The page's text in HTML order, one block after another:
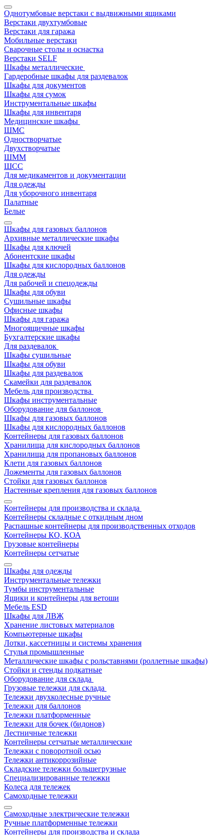
Однотумбовые верстаки с выдвижными ящиками
Верстаки двухтумбовые
Верстаки для гаража
Мобильные верстаки
Сварочные столы и оснастка
Верстаки SELF
Шкафы металлические
Гардеробные шкафы для раздевалок
Шкафы для документов
Шкафы для сумок
Инструментальные шкафы
Шкафы для инвентаря
Медицинские шкафы
ШМС
Одностворчатые
Двухстворчатые
ШММ
ШСС
Для медикаментов и документации
Для одежды
Для уборочного инвентаря
Палатные
Белые
Шкафы для газовых баллонов
Архивные металлические шкафы
Шкафы для ключей
Абонентские шкафы
Шкафы для кислородных баллонов
Для одежды
Для рабочей и спецодежды
Шкафы для обуви
Сушильные шкафы
Офисные шкафы
Шкафы для гаража
Многоящичные шкафы
Бухгалтерские шкафы
Для раздевалок
Шкафы сушильные
Шкафы для обуви
Шкафы для раздевалок
Скамейки для раздевалок
Мебель для производства
Шкафы инструментальные
Оборудование для баллонов
Шкафы для газовых баллонов
Шкафы для кислородных баллонов
Контейнеры для газовых баллонов
Хранилища для кислородных баллонов
Хранилища для пропановых баллонов
Клети для газовых баллонов
Ложементы для газовых баллонов
Стойки для газовых баллонов
Настенные крепления для газовых баллонов
Контейнеры для производства и склада
Контейнеры складные с откидным дном
Распашные контейнеры для производственных отходов
Контейнеры КО, КОА
Грузовые контейнеры
Контейнеры сетчатые
Шкафы для одежды
Инструментальные тележки
Тумбы инструментальные
Ящики и контейнеры для ветоши
Мебель ESD
Шкафы для ЛВЖ
Хранение листовых материалов
Компьютерные шкафы
Лотки, кассетницы и системы хранения
Стулья промышленные
Металлические шкафы с рольставнями (роллетные шкафы)
Стойки и стенды подкатные
Оборудование для склада
Грузовые тележки для склада
Тележки двухколесные ручные
Тележки для баллонов
Тележки платформенные
Тележки для бочек (бидонов)
Лестничные тележки
Контейнеры сетчатые металлические
Тележки с поворотной осью
Тележки антикоррозийные
Складские тележки большегрузные
Специализированные тележки
Колеса для тележек
Самоходные тележки
Самоходные электрические тележки
Ручные платформенные тележки
Контейнеры для производства и склада